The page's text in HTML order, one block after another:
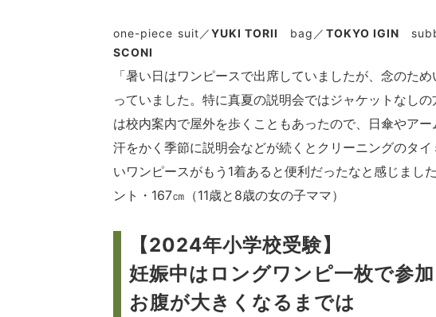
one-piece suit／YUKI TORII bag／ TOKYO IGIN
SCONI
「暑い日はワンピースで出席していましたが、念のた
っていました。特に真夏の説明会ではジャケットなし
は校内案内で屋外を歩くこともあったので、日傘やアー
汗をかく季節に説明会などが続くとクリーニングのタ
いワンピースがもう1着あると便利だったなと感じまし
ント・167㎝（11歳と8歳の女の子ママ）
【2024年小学校受験】
妊娠中はロングワンピ一枚で参加
お腹が大きくなるまでは